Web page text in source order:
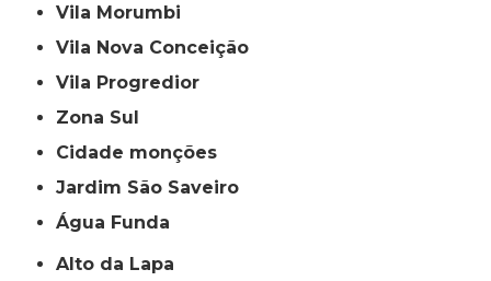
Vila Morumbi
Vila Nova Conceição
Vila Progredior
Zona Sul
cidade monções
jardim São Saveiro
Água Funda
Alto da Lapa